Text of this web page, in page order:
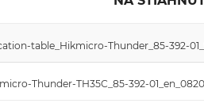
table_Hikmicro-Thunder_85-392-
Thunder-TH35C_85-392-